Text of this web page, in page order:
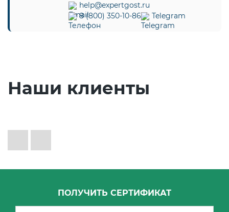
help@expertgost.ru
8 (800) 350-10-86
Telegram
Наши клиенты
ПОЛУЧИТЬ СЕРТИФИКАТ